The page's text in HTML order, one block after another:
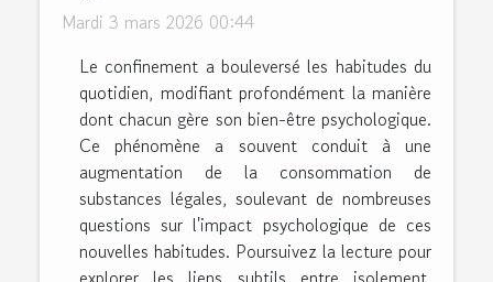
Mardi 3 mars 2026 00:44
Le confinement a bouleversé les habitudes du
quotidien, modifiant profondément la manière
dont chacun gère son bien-être psychologique.
Ce phénomène a souvent conduit à une
augmentation de la consommation de
substances légales, soulevant de nombreuses
questions sur l'impact psychologique de ces
nouvelles habitudes. Poursuivez la lecture pour